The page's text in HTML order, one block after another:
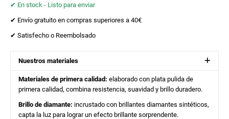
✔︎ En stock - Listo para enviar
✔︎ Envío gratuito en compras superiores a 40€
✔︎ Satisfecho o Reembolsado
Nuestros materiales
Materiales de primera calidad: elaborado con plata pulida de
primera calidad, combina resistencia, suavidad y brillo duradero.
Brillo de diamante: incrustado con brillantes diamantes sintéticos,
capta la luz para lograr un efecto brillante sorprendente.